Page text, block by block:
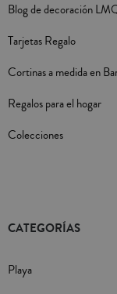
Blog de decoración
Tarjetas Regalo
Cortinas a medida en
Regalos para el hogar
Colecciones
CATEGORÍAS
Playa